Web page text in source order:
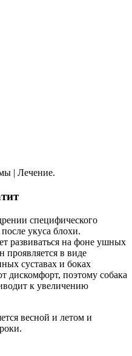
| Лечение.
специфического
укуса блохи.
развиваться на фоне ушных
в виде
суставах и боках
дискомфорт, поэтому собака
к увеличению
весной и летом и